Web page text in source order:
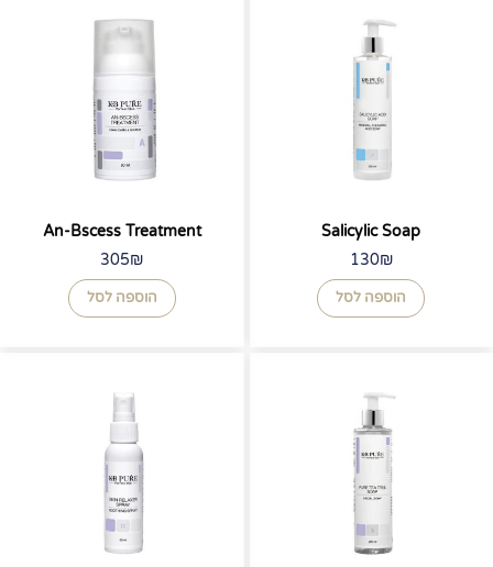
Salicylic Soap
130₪
הוספה לסל
An-Bscess Treatment
305₪
הוספה לסל